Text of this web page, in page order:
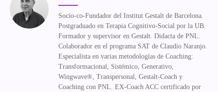
Socio-co-Fundador del Institut Gestalt de Barcelona.
Postgraduado en Terapia Cognitivo-Social por la UB.
Formador y supervisor en Gestalt. Didacta de PNL.
Colaborador en el programa SAT de Claudio Naranjo.
Especialista en varias metodologías de Coaching:
Transformacional, Sistémico, Generativo,
Wingwave®, Transpersonal, Gestalt-Coach y
Coaching con PNL. EX-Coach ACC certificado por